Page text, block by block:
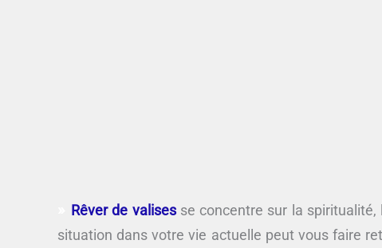
Rêver de valisesse concentre sur la spiritualité,
situation dans votre vie actuelle peut vous faire